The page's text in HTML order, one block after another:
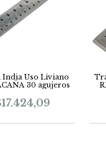
India Uso Liviano
30 agujeros